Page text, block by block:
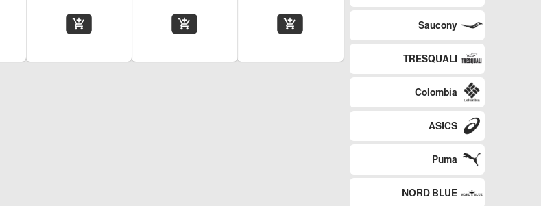
Saucony
TRESQUALI
Colombia
ASICS
Puma
NORD BLUE
add_shopping_cart
add_shopping_cart
add_shopping_cart